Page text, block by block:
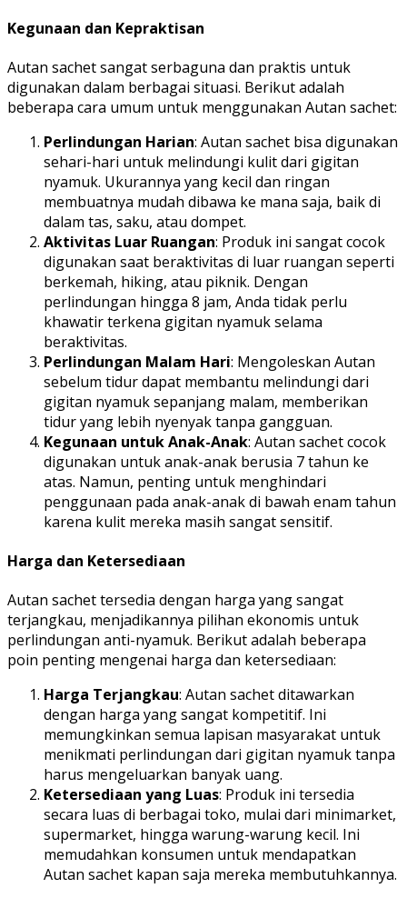
Kegunaan dan Kepraktisan
Autan sachet sangat serbaguna dan praktis untuk
digunakan dalam berbagai situasi. Berikut adalah
beberapa cara umum untuk menggunakan Autan sachet:
Perlindungan Harian: Autan sachet bisa digunakan
sehari-hari untuk melindungi kulit dari gigitan
nyamuk. Ukurannya yang kecil dan ringan
membuatnya mudah dibawa ke mana saja, baik di
dalam tas, saku, atau dompet.
Aktivitas Luar Ruangan: Produk ini sangat cocok
digunakan saat beraktivitas di luar ruangan seperti
berkemah, hiking, atau piknik. Dengan
perlindungan hingga 8 jam, Anda tidak perlu
khawatir terkena gigitan nyamuk selama
beraktivitas.
Perlindungan Malam Hari: Mengoleskan Autan
sebelum tidur dapat membantu melindungi dari
gigitan nyamuk sepanjang malam, memberikan
tidur yang lebih nyenyak tanpa gangguan.
Kegunaan untuk Anak-Anak: Autan sachet cocok
digunakan untuk anak-anak berusia 7 tahun ke
atas. Namun, penting untuk menghindari
penggunaan pada anak-anak di bawah enam tahun
karena kulit mereka masih sangat sensitif.
Harga dan Ketersediaan
Autan sachet tersedia dengan harga yang sangat
terjangkau, menjadikannya pilihan ekonomis untuk
perlindungan anti-nyamuk. Berikut adalah beberapa
poin penting mengenai harga dan ketersediaan:
Harga Terjangkau: Autan sachet ditawarkan
dengan harga yang sangat kompetitif. Ini
memungkinkan semua lapisan masyarakat untuk
menikmati perlindungan dari gigitan nyamuk tanpa
harus mengeluarkan banyak uang.
Ketersediaan yang Luas: Produk ini tersedia
secara luas di berbagai toko, mulai dari minimarket,
supermarket, hingga warung-warung kecil. Ini
memudahkan konsumen untuk mendapatkan
Autan sachet kapan saja mereka membutuhkannya.